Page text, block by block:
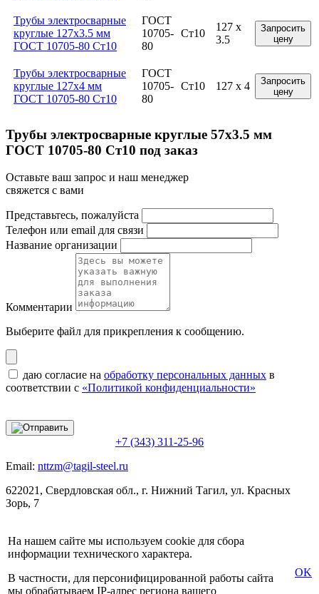
Трубы электросварные
круглые 127x3.5 мм
ГОСТ 10705-80 Ст10
ГОСТ
10705-
80
Ст10
127 x
3.5
Запросить
цену
Трубы электросварные
круглые 127x4 мм
ГОСТ 10705-80 Ст10
ГОСТ
10705-
80
Ст10 127 x 4
Запросить
цену
Трубы электросварные круглые 57x3.5 мм
ГОСТ 10705-80 Ст10 под заказ
Оставьте ваш запрос и наш менеджер
свяжется с вами
Представьтесь, пожалуйста
Телефон или email для связи
Название организации
Комментарии
Выберите файл для прикрепления к сообщению.
даю согласие на обработку персональных данных в
соответствии с «Политикой конфиденциальности»
+7 (343) 311-25-96
Email: nttzm@tagil-steel.ru
622021, Свердловская обл., г. Нижний Тагил, ул. Красных
Зорь, 7
На нашем сайте мы используем cookie для сбора
информации технического характера.
В частности, для персонифицированной работы сайта
мы обрабатываем IP-адрес региона вашего
OK